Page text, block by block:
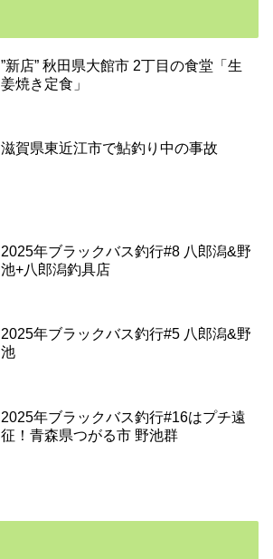
”新店” 秋田県大館市 2丁目の食堂「生
姜焼き定食」
滋賀県東近江市で鮎釣り中の事故
2025年ブラックバス釣行#8 八郎潟&野
池+八郎潟釣具店
2025年ブラックバス釣行#5 八郎潟&野
池
2025年ブラックバス釣行#16はプチ遠
征！青森県つがる市 野池群